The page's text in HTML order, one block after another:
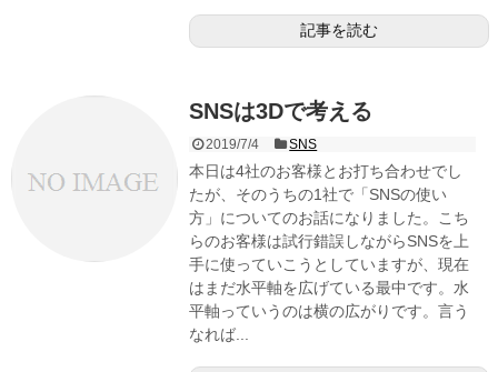
記事を読む
SNSは3Dで考える
2019/7/4 SNS
本日は4社のお客様とお打ち合わせでし
たが、そのうちの1社で「SNSの使い
方」についてのお話になりました。こち
らのお客様は試行錯誤しながらSNSを上
手に使っていこうとしていますが、現在
はまだ水平軸を広げている最中です。水
平軸っていうのは横の広がりです。言う
なれば...